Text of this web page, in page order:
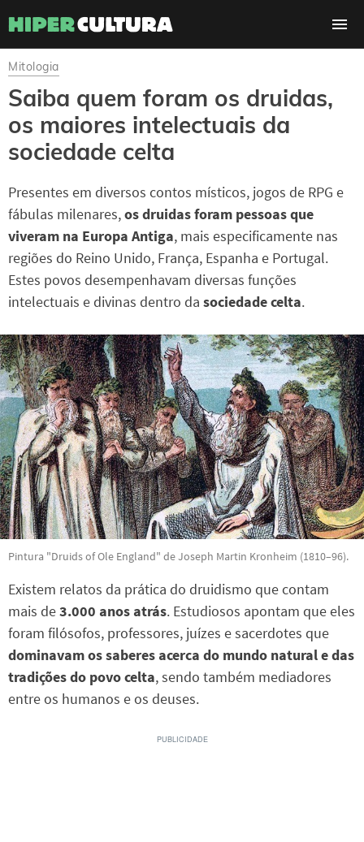
Mitologia
Saiba quem foram os druidas,
os maiores intelectuais da
sociedade celta
Presentes em diversos contos místicos, jogos de RPG e
fábulas milenares,os druidas foram pessoas que
viveram na Europa Antiga, mais especificamente nas
regiões do Reino Unido, França, Espanha e Portugal.
Estes povos desempenhavam diversas funções
intelectuais e divinas dentro da sociedade celta.
Pintura "Druids of Ole England" de Joseph Martin Kronheim (1810–96).
Existem relatos da prática do druidismo que contam
mais de3.000 anos atrás. Estudiosos apontam que eles
foram filósofos, professores, juízes e sacerdotes que
dominavam os saberes acerca do mundo natural e das
tradições do povo celta, sendo também mediadores
entre os humanos e os deuses.